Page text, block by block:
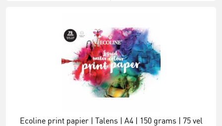
Ecoline print papier | Talens | A4 | 150 grams | 75 vel